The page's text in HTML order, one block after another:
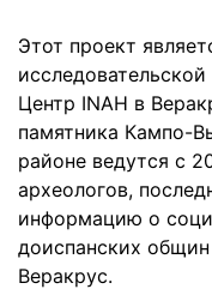
Этот проект
Центр INAH в
памятника Кампо-
районе ведутся с
археологов,
информацию о
доиспанских
Веракрус.